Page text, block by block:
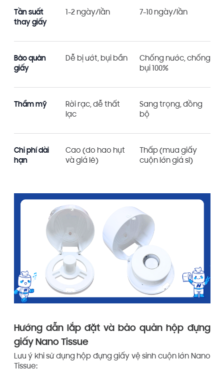
Tần suất
thay giấy
1-2 ngày/lần 7-10 ngày/lần
Bảo quản
giấy
Dễ bị ướt, bụi bẩn
Chống nước, chống
bụi 100%
Thẩm mỹ
Rời rạc, dễ thất
lạc
Sang trọng, đồng
bộ
Chi phí dài
hạn
Cao (do hao hụt
và giá lẻ)
Thấp (mua giấy
cuộn lớn giá sỉ)
Hướng dẫn lắp đặt và bảo quản hộp đựng
giấy Nano Tissue
Lưu ý khi sử dụng hộp đựng giấy vệ sinh cuộn lớn Nano
Tissue: